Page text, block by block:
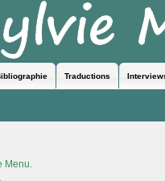
Traductions
Menu.